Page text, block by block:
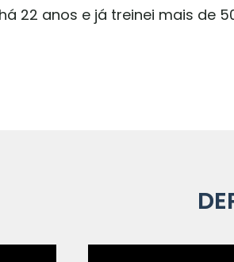
22 anos e já treinei mais de